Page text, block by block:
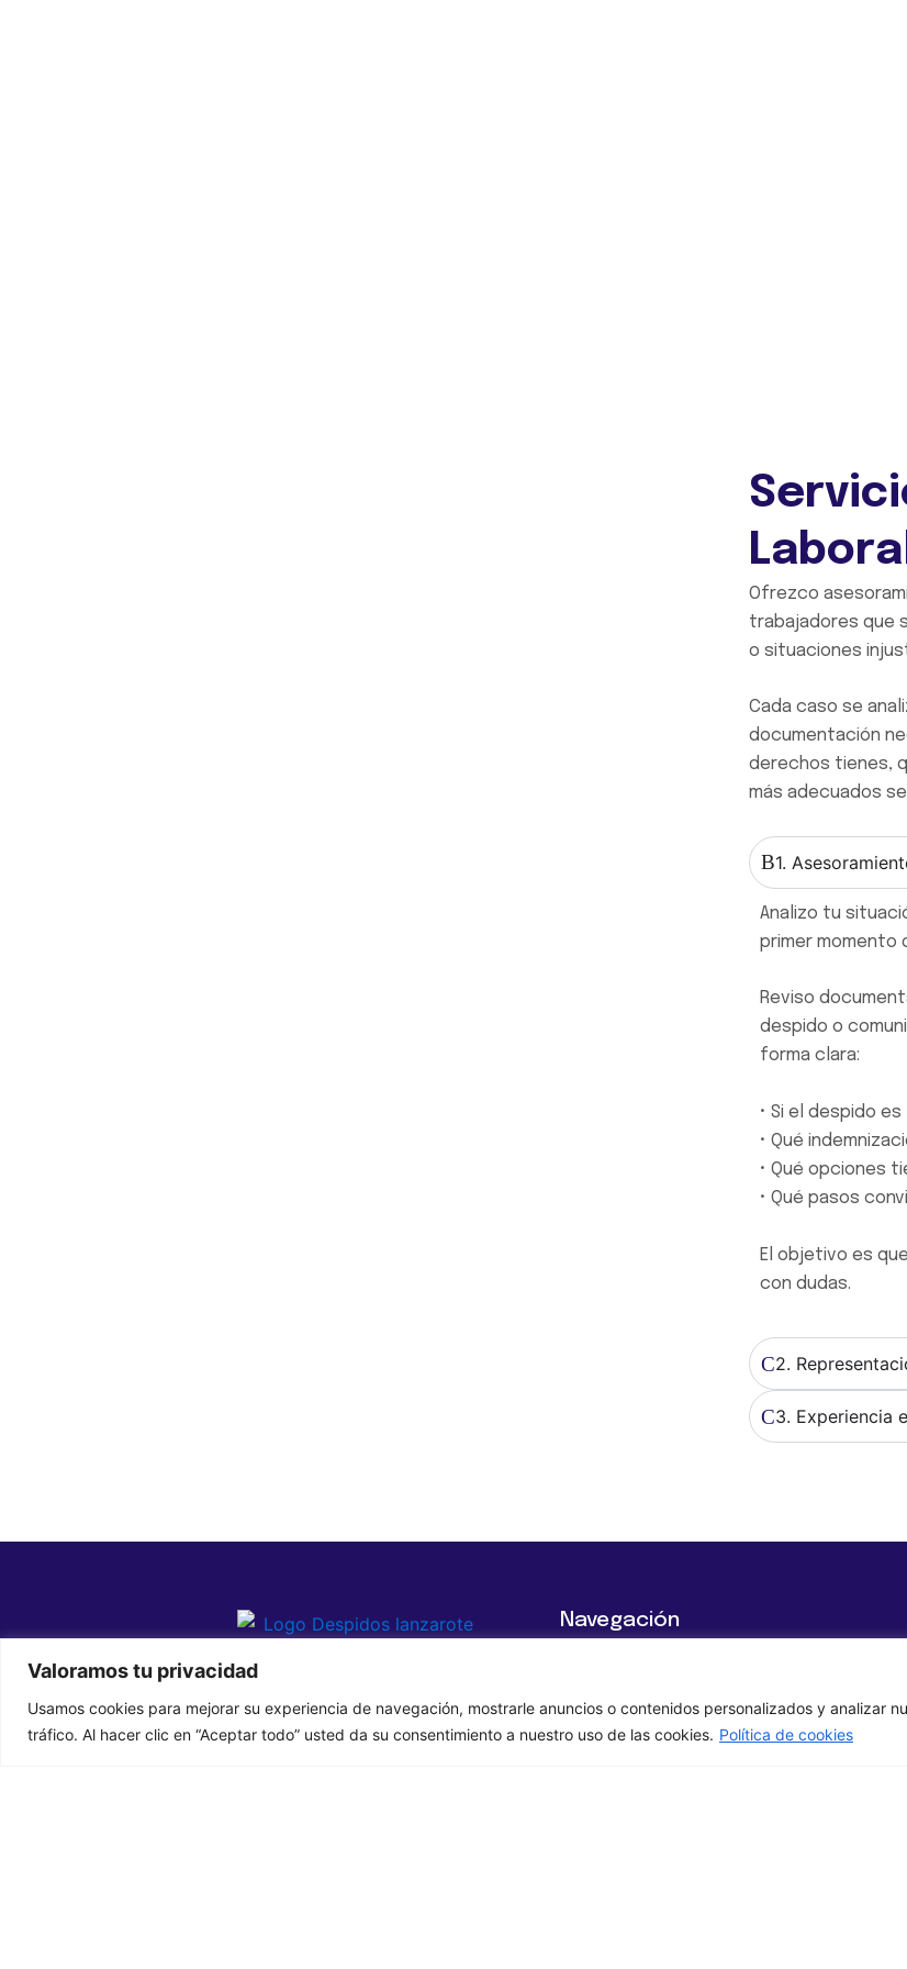
Valoramos tu privacidad
Usamos cookies para mejorar su experiencia de navegación, mostrarle anuncios o contenidos personalizados y analizar
tráfico. Al hacer clic en “Aceptar todo” usted da su consentimiento a nuestro uso de las cookies. Política de cookies
Ofrezco
trabajadores que
o situaciones
Cada caso se
documentación
derechos tienes,
más adecuados
1.
Analizo tu
primer momento
Reviso
despido o
forma clara:
• Si el despido
• Qué
• Qué opciones
• Qué pasos
El objetivo es
con dudas.
2.
3. Experiencia
Navegación
Servicios